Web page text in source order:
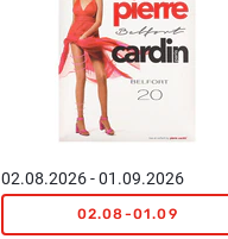
02.08.2026 - 01.09.2026
02.08-01.09